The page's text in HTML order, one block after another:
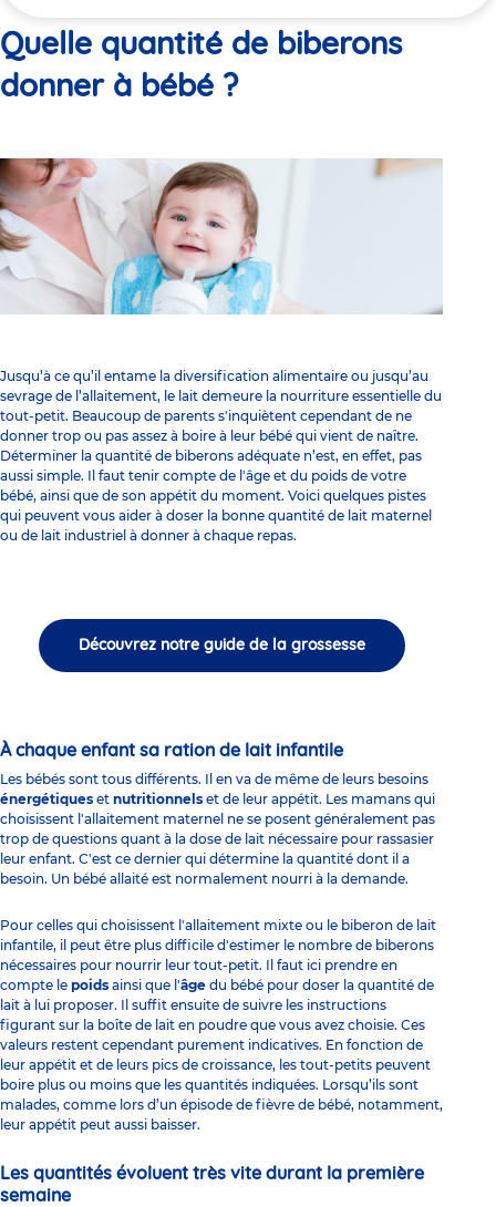
Quelle quantité de biberons
donner à bébé ?
Jusqu’à ce qu’il entame la diversification alimentaire ou jusqu’au
sevrage de l’allaitement, le lait demeure la nourriture essentielle du
tout-petit. Beaucoup de parents s'inquiètent cependant de ne
donner trop ou pas assez à boire à leur bébé qui vient de naître.
Déterminer la quantité de biberons adéquate n’est, en effet, pas
aussi simple. Il faut tenir compte de l'âge et du poids de votre
bébé, ainsi que de son appétit du moment. Voici quelques pistes
qui peuvent vous aider à doser la bonne quantité de lait maternel
ou de lait industriel à donner à chaque repas.
Découvrez notre guide de la grossesse
À chaque enfant sa ration de lait infantile
Les bébés sont tous différents. Il en va de même de leurs besoins
énergétiques et nutritionnels et de leur appétit. Les mamans qui
choisissent l'allaitement maternel ne se posent généralement pas
trop de questions quant à la dose de lait nécessaire pour rassasier
leur enfant. C'est ce dernier qui détermine la quantité dont il a
besoin. Un bébé allaité est normalement nourri à la demande.
Pour celles qui choisissent l'allaitement mixte ou le biberon de lait
infantile, il peut être plus difficile d'estimer le nombre de biberons
nécessaires pour nourrir leur tout-petit. Il faut ici prendre en
compte le poids ainsi que l'âge du bébé pour doser la quantité de
lait à lui proposer. Il suffit ensuite de suivre les instructions
figurant sur la boîte de lait en poudre que vous avez choisie. Ces
valeurs restent cependant purement indicatives. En fonction de
leur appétit et de leurs pics de croissance, les tout-petits peuvent
boire plus ou moins que les quantités indiquées. Lorsqu’ils sont
malades, comme lors d’un épisode de fièvre de bébé, notamment,
leur appétit peut aussi baisser.
Les quantités évoluent très vite durant la première
semaine